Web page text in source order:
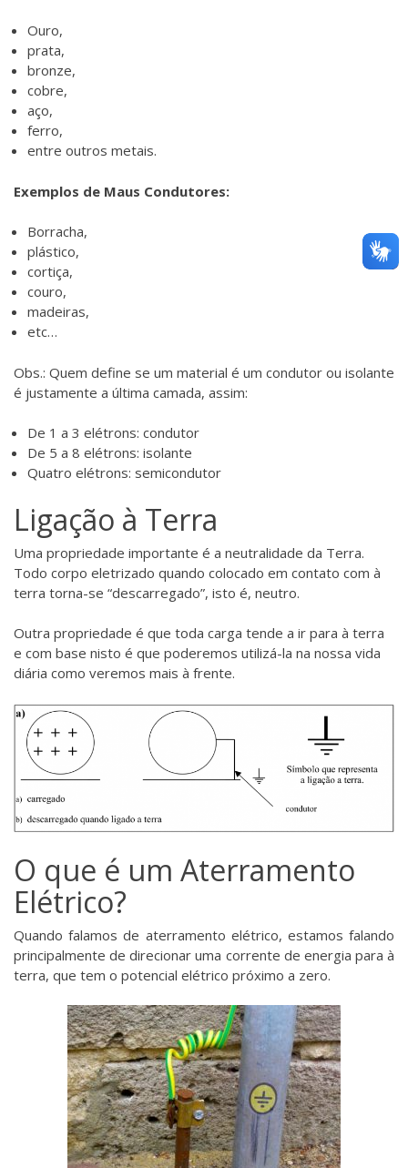
Ouro,
prata,
bronze,
cobre,
aço,
ferro,
entre outros metais.
Exemplos de Maus Condutores:
Borracha,
plástico,
cortiça,
couro,
madeiras,
etc…
Obs.: Quem define se um material é um condutor ou isolante
é justamente a última camada, assim:
De 1 a 3 elétrons: condutor
De 5 a 8 elétrons: isolante
Quatro elétrons: semicondutor
Ligação à Terra
Uma propriedade importante é a neutralidade da Terra.
Todo corpo eletrizado quando colocado em contato com à
terra torna-se “descarregado”, isto é, neutro.
Outra propriedade é que toda carga tende a ir para à terra
e com base nisto é que poderemos utilizá-la na nossa vida
diária como veremos mais à frente.
O que é um Aterramento
Elétrico?
Quando falamos de aterramento elétrico, estamos falando
principalmente de direcionar uma corrente de energia para à
terra, que tem o potencial elétrico próximo a zero.